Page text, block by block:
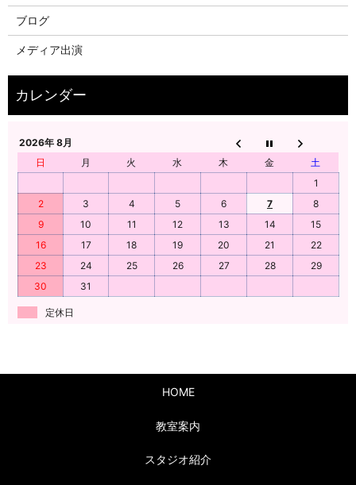
ブログ
メディア出演
2026年 8月
日
月 火 水 木 金
土
1
2
3 4 5 6 7
8
9
10 11 12 13 14
15
16
17 18 19 20 21
22
23
24 25 26 27 28
29
30
31
定休日
HOME
教室案内
スタジオ紹介